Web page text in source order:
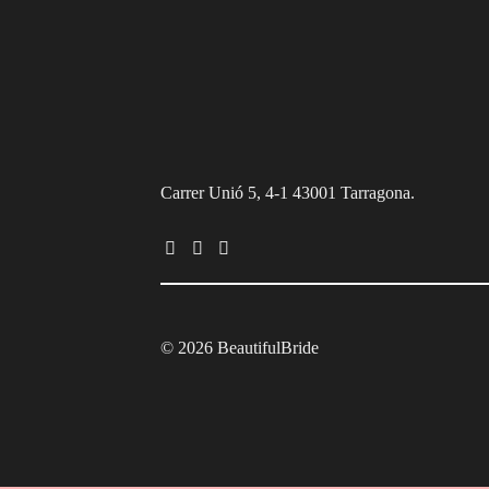
Carrer Unió 5, 4-1 43001 Tarragona.
© 2026 BeautifulBride